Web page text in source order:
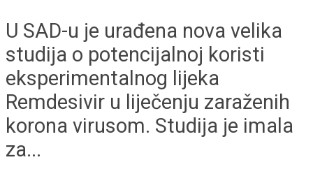
U SAD-u je urađena nova velika
studija o potencijalnoj koristi
eksperimentalnog lijeka
Remdesivir u liječenju zaraženih
korona virusom. Studija je imala
za...